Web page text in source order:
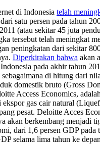
di Indonesia telah
satu persen pada tahun
(atau sekitar 45 juta
tersebut telah meningkat
peningkatan dari sekitar
Diperkirakan bahwa akan
pada akhir tahun
sebagaimana di hitung dari
domestik bruto (Gross
Access Economics,
ekspor gas cair natural
pesat. Deloitte Acces
akan berkembang menjadi
dari 1,6 persen GDP pada
selama lima tahun ke